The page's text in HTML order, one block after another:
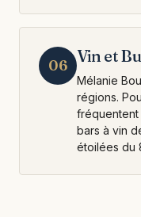
06 Vin et
Mélanie
régions.
fréquentent
bars à vin
étoilées du